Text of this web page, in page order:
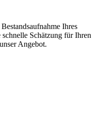
Ihres
Schätzung für Ihren
Angebot.